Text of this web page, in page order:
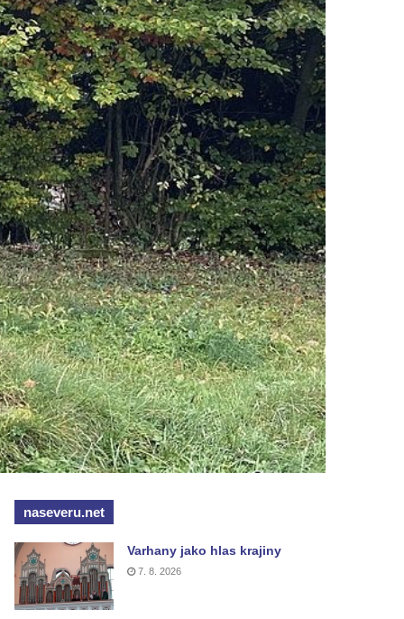
naseveru.net
Varhany jako hlas krajiny
7. 8. 2026